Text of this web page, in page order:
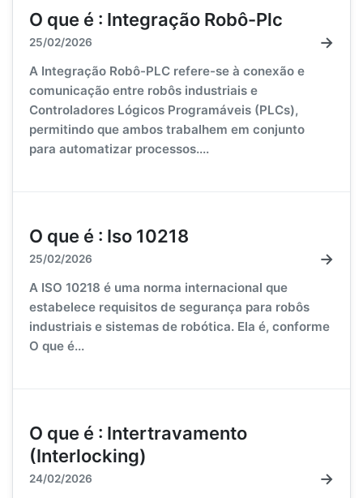
O que é : Integração Robô-Plc
25/02/2026 →
A Integração Robô-PLC refere-se à conexão e
comunicação entre robôs industriais e
Controladores Lógicos Programáveis (PLCs),
permitindo que ambos trabalhem em conjunto
para automatizar processos....
O que é : Iso 10218
25/02/2026 →
A ISO 10218 é uma norma internacional que
estabelece requisitos de segurança para robôs
industriais e sistemas de robótica. Ela é, conforme
O que é...
O que é : Intertravamento
(Interlocking)
24/02/2026 →